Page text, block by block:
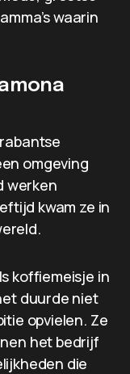
waarin
omgeving
werken
kwam ze in
koffiemeisje in
duurde niet
opvielen. Ze
het bedrijf
die